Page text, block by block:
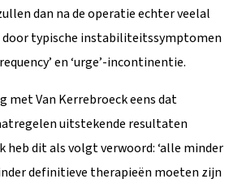
dan na de operatie echter veelal
door typische instabiliteitssymptomen
en ‘urge’-incontinentie.
met Van Kerrebroeck eens dat
uitstekende resultaten
heb dit als volgt verwoord: ‘alle minder
definitieve therapieën moeten zijn